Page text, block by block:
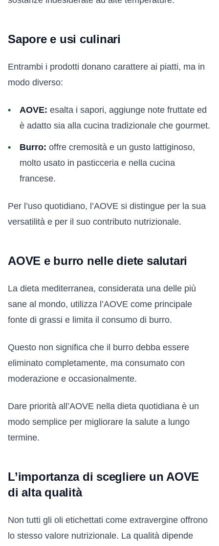
Sapore e usi culinari
Entrambi i prodotti donano carattere ai piatti, ma in
modo diverso:
AOVE: esalta i sapori, aggiunge note fruttate ed
è adatto sia alla cucina tradizionale che gourmet.
Burro: offre cremosità e un gusto lattiginoso,
molto usato in pasticceria e nella cucina
francese.
Per l’uso quotidiano, l’AOVE si distingue per la sua
versatilità e per il suo contributo nutrizionale.
AOVE e burro nelle diete salutari
La dieta mediterranea, considerata una delle più
sane al mondo, utilizza l’AOVE come principale
fonte di grassi e limita il consumo di burro.
Questo non significa che il burro debba essere
eliminato completamente, ma consumato con
moderazione e occasionalmente.
Dare priorità all’AOVE nella dieta quotidiana è un
modo semplice per migliorare la salute a lungo
termine.
L’importanza di scegliere un AOVE
di alta qualità
Non tutti gli oli etichettati come extravergine offrono
lo stesso valore nutrizionale. La qualità dipende